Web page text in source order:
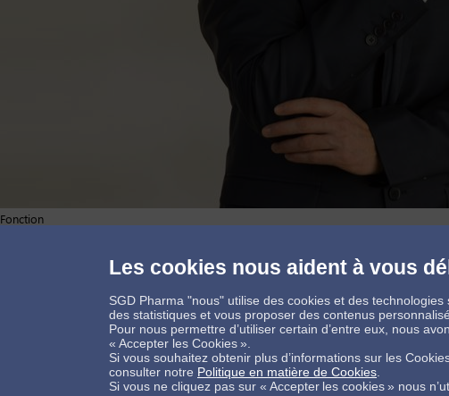
Fonction
Connectons-nous
Contactez-nous ! Informations légales
Les cookies nous aident à vous
SGD Pharma "nous" utilise des cookies et des
des statistiques et vous proposer des contenus
Pour nous permettre d’utiliser certain d’entre eux, nous
« Accepter les Cookies ».
Si vous souhaitez obtenir plus d’informations sur les
consulter notre Politique en matière de Cookies
Si vous ne cliquez pas sur « Accepter les cookies » nous